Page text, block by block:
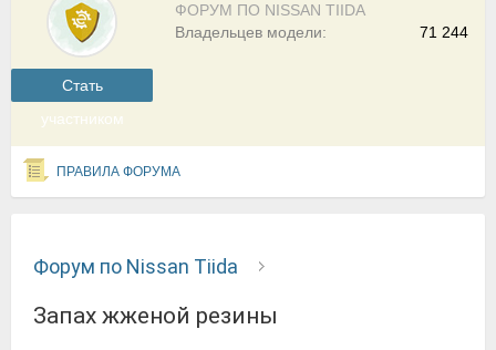
Cтать
участником
ФОРУМ ПО NISSAN TIIDA
71 244
Владельцев модели:
ПРАВИЛА ФОРУМА
Форум по Nissan Tiida
Запах жженой резины